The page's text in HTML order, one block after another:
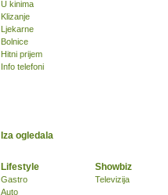
U kinima
Klizanje
Ljekarne
Bolnice
Hitni prijem
Info telefoni
Lifestyle
Gastro
Auto
Showbiz
Televizija
Iza ogledala